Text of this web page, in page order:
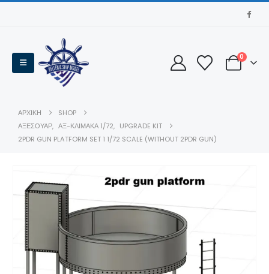
0
ΑΡΧΙΚΉ
SHOP
ΑΞΕΣΟΥΆΡ, ΑΞ-ΚΛΊΜΑΚΑ 1/72, UPGRADE KIT
2PDR GUN PLATFORM SET 1 1/72 SCALE (WITHOUT 2PDR GUN)